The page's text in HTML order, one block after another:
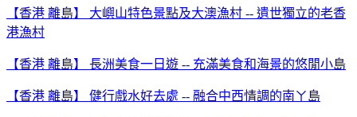
【香港 離島】 大嶼山特色景點及大澳漁村 -- 遺世獨立的老香
港漁村
【香港 離島】 長洲美食一日遊 -- 充滿美食和海景的悠閒小島
【香港 離島】 健行戲水好去處 -- 融合中西情調的南ㄚ島